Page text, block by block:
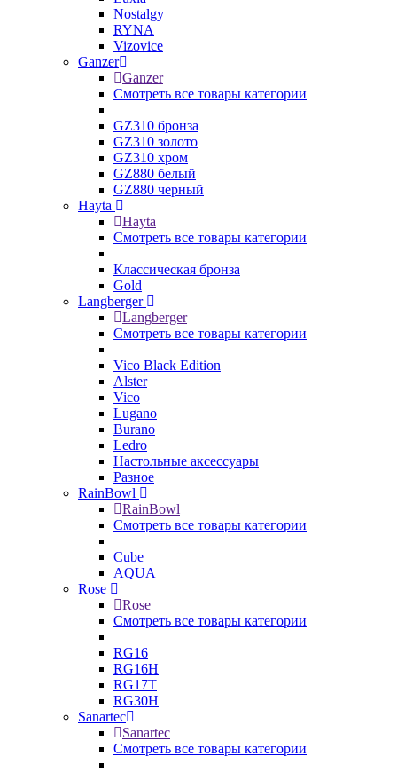
Nostalgy
RYNA
Vizovice
Ganzer
Ganzer
Смотреть все товары категории
GZ310 бронза
GZ310 золото
GZ310 хром
GZ880 белый
GZ880 черный
Hayta
Hayta
Смотреть все товары категории
Классическая бронза
Gold
Langberger
Langberger
Смотреть все товары категории
Vico Black Edition
Alster
Vico
Lugano
Burano
Ledro
Настольные аксессуары
Разное
RainBowl
RainBowl
Смотреть все товары категории
Cube
AQUA
Rose
Rose
Смотреть все товары категории
RG16
RG16H
RG17T
RG30H
Sanartec
Sanartec
Смотреть все товары категории